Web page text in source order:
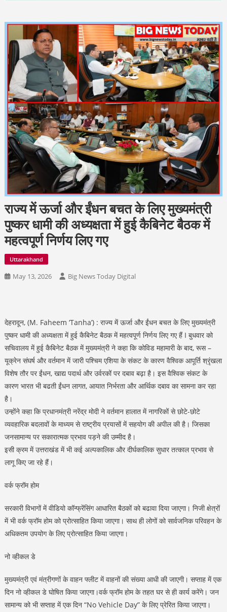
राज्य में ऊर्जा और ईंधन बचत के लिए मुख्यमंत्री
पुष्कर धामी की अध्यक्षता में हुई कैबिनेट बैठक में
महत्वपूर्ण निर्णय लिए गए
Uttarakhand
May 13, 2026 Big News Today Digital
देहरादून, (M. Faheem ‘Tanha’) : राज्य में ऊर्जा और ईंधन बचत के लिए मुख्यमंत्री
पुष्कर धामी की अध्यक्षता में हुई कैबिनेट बैठक में महत्वपूर्ण निर्णय लिए गए हैं I बुधवार को
सचिवालय में हुई कैबिनेट बैठक में मुख्यमंत्री ने कहा कि कोविड महामारी के बाद, रूस –
यूक्रेन संघर्ष और वर्तमान में जारी पश्चिम एशिया के संकट के कारण वैश्विक आपूर्ति श्रृंखला
विशेष तौर पर ईंधन, खाद्य पदार्थ और उर्वरकों पर दबाव बढ़ा है। इस वैश्विक संकट के
कारण भारत भी बढती ईंधन लागत, आयात निर्भरता और आर्थिक दबाव का सामना कर रहा
है।
उन्होंने कहा कि प्रधानमंत्री नरेंद्र मोदी ने वर्तमान हालात में नागरिकों से छोटे-छोटे
व्यवहारिक बदलावों के माध्यम से राष्ट्रीय प्रयासों में सहयोग की अपील की है। जिसका
जनसामान्य पर सकारात्मक प्रभाव पड़ने की उम्मीद है।
इसी क्रम में उत्तराखंड में भी कई अल्पकालिक और दीर्घकालिक सुधार तत्काल प्रभाव से
लागू किए जा रहे हैं।
वर्क फ्रॉम होम
सरकारी विभागों में वीडियो कॉन्फ्रेंसिंग आधारित बैठकों को बढावा दिया जाएगा। निजी क्षेत्रों
में भी वर्क फ्रॉम होम को प्रोत्साहित किया जाएगा। साथ ही लोगों को सार्वजनिक परिवहन के
अधिकतम उपयोग के लिए प्रोत्साहित किया जाएगा।
नो व्हीकल डे
मुख्यमंत्री एवं मंत्रीगणों के वाहन फ्लीट में वाहनों की संख्या आधी की जाएगी। सप्ताह में एक
दिन नो व्हीकल डे घोषित किया जाएगा।वर्क फ्रॉम होम के तहत घर से ही कार्य करेंगे। जन
सामान्य को भी सप्ताह में एक दिन “No Vehicle Day” के लिए प्रेरित किया जाएगा।